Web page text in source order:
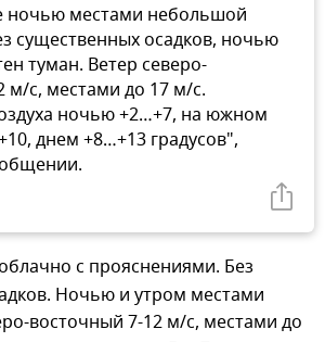
ночью местами небольшой
существенных осадков, ночью
туман. Ветер северо-
м/с, местами до 17 м/с.
ночью +2…+7, на южном
днем +8…+13 градусов",
облачно с прояснениями. Без
Ночью и утром местами
восточный 7-12 м/с, местами до